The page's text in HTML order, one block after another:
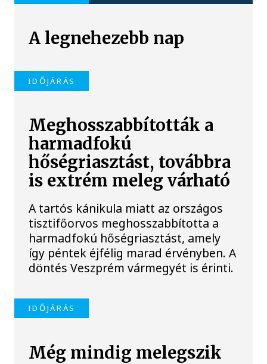
A legnehezebb nap
IDŐJÁRÁS
Meghosszabbították a
harmadfokú
hőségriasztást, továbbra
is extrém meleg várható
A tartós kánikula miatt az országos
tisztifőorvos meghosszabbította a
harmadfokú hőségriasztást, amely
így péntek éjfélig marad érvényben. A
döntés Veszprém vármegyét is érinti.
IDŐJÁRÁS
Még mindig melegszik